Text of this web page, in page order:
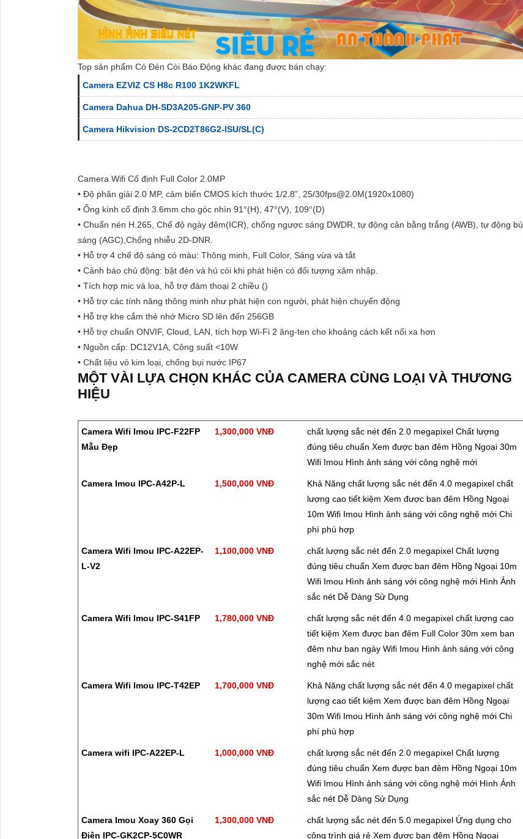
Top sản phẩm Có Đèn Còi Báo Động khác đang được bán chạy:
Camera EZVIZ CS H8c R100 1K2WKFL
Camera Dahua DH-SD3A205-GNP-PV 360
Camera Hikvision DS-2CD2T86G2-ISU/SL(C)
Camera Wifi Cố định Full Color 2.0MP
• Độ phân giải 2.0 MP, cảm biến CMOS kích thước 1/2.8”, 25/30fps@2.0M(1920x1080)
• Ống kính cố định 3.6mm cho góc nhìn 91°(H), 47°(V), 109°(D)
• Chuẩn nén H.265, Chế độ ngày đêm(ICR), chống ngược sáng DWDR, tự động cân bằng trắng (AWB), tự động bù
sáng (AGC),Chống nhiễu 2D-DNR.
• Hỗ trợ 4 chế độ sáng có màu: Thông minh, Full Color, Sáng vừa và tắt
• Cảnh báo chủ động: bật đèn và hú còi khi phát hiện có đối tượng xâm nhập.
• Tích hợp mic và loa, hỗ trợ đàm thoại 2 chiều ()
• Hỗ trợ các tính năng thông minh như phát hiện con người, phát hiện chuyển động
• Hỗ trợ khe cắm thẻ nhớ Micro SD lên đến 256GB
• Hỗ trợ chuẩn ONVIF, Cloud, LAN, tích hợp Wi-Fi 2 ăng-ten cho khoảng cách kết nối xa hơn
• Nguồn cấp: DC12V1A, Công suất <10W
• Chất liệu vỏ kim loại, chống bụi nước IP67
MỘT VÀI LỰA CHỌN KHÁC CỦA CAMERA CÙNG LOẠI VÀ THƯƠNG
HIỆU
Camera Wifi Imou IPC-F22FP
Mẫu Đẹp
1,300,000 VNĐ
chất lượng sắc nét đến 2.0 megapixel Chất lượng
đúng tiêu chuẩn Xem được ban đêm Hồng Ngoại 30m
Wifi Imou Hình ảnh sáng với công nghệ mới
Camera Imou IPC-A42P-L 1,500,000 VNĐ
Khả Năng chất lượng sắc nét đến 4.0 megapixel chất
lượng cao tiết kiệm Xem được ban đêm Hồng Ngoại
10m Wifi Imou Hình ảnh sáng với công nghệ mới Chi
phí phù hợp
Camera Wifi Imou IPC-A22EP-
L-V2
1,100,000 VNĐ
chất lượng sắc nét đến 2.0 megapixel Chất lượng
đúng tiêu chuẩn Xem được ban đêm Hồng Ngoại 10m
Wifi Imou Hình ảnh sáng với công nghệ mới Hình Ảnh
sắc nét Dễ Dàng Sử Dụng
Camera Wifi Imou IPC-S41FP 1,780,000 VNĐ
chất lượng sắc nét đến 4.0 megapixel chất lượng cao
tiết kiệm Xem được ban đêm Full Color 30m xem ban
đêm như ban ngày Wifi Imou Hình ảnh sáng với công
nghệ mới sắc nét
Camera Wifi Imou IPC-T42EP 1,700,000 VNĐ
Khả Năng chất lượng sắc nét đến 4.0 megapixel chất
lượng cao tiết kiệm Xem được ban đêm Hồng Ngoại
30m Wifi Imou Hình ảnh sáng với công nghệ mới Chi
phí phù hợp
Camera wifi IPC-A22EP-L 1,000,000 VNĐ
chất lượng sắc nét đến 2.0 megapixel Chất lượng
đúng tiêu chuẩn Xem được ban đêm Hồng Ngoại 10m
Wifi Imou Hình ảnh sáng với công nghệ mới Hình Ảnh
sắc nét Dễ Dàng Sử Dụng
Camera Imou Xoay 360 Gọi
Điện IPC-GK2CP-5C0WR
1,300,000 VNĐ
chất lượng sắc nét đến 5.0 megapixel Ứng dụng cho
công trình giá rẻ Xem được ban đêm Hồng Ngoại